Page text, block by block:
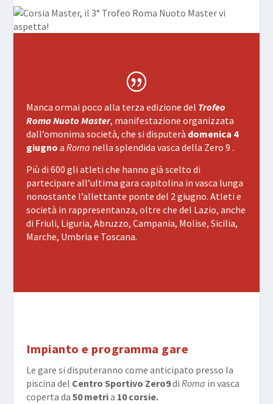
Manca ormai poco alla terza edizione del Trofeo
Roma Nuoto Master, manifestazione organizzata
dall’omonima società, che si disputerà domenica 4
giugno a Roma nella splendida vasca della Zero 9 .
Più di 600 gli atleti che hanno già scelto di
partecipare all’ultima gara capitolina in vasca lunga
nonostante l’allettante ponte del 2 giugno. Atleti e
società in rappresentanza, oltre che del Lazio, anche
di Friuli, Liguria, Abruzzo, Campania, Molise, Sicilia,
Marche, Umbria e Toscana.
Impianto e programma gare
Le gare si disputeranno come anticipato presso la
piscina del Centro Sportivo Zero9di Roma in vasca
coperta da 50 metria 10 corsie.